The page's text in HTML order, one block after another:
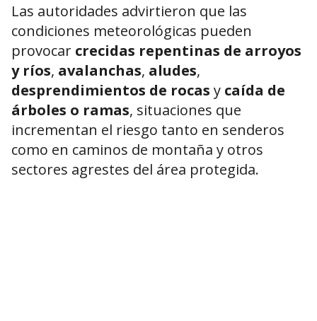
Las autoridades advirtieron que las
condiciones meteorológicas pueden
provocar crecidas repentinas de arroyos
y ríos, avalanchas, aludes,
desprendimientos de rocas y caída de
árboles o ramas, situaciones que
incrementan el riesgo tanto en senderos
como en caminos de montaña y otros
sectores agrestes del área protegida.